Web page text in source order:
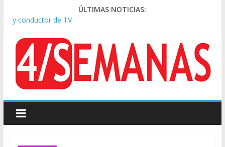
ÚLTIMAS NOTICIAS:
Pesar por la muerte de Leandro Rud, histórico representante
y conductor de TV
apuntó: “Vino un poco endiablada”
Causa AFA: el juez Amarante calificó de “ficción judicial” el
traslado del expediente a Campana
A pocas cuadras de La Bombonera chocaron un tren y un
colectivo: siete heridos
sindicatos y organizaciones sociales